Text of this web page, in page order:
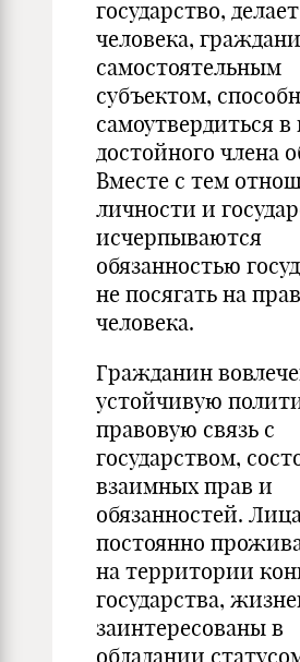
государство, делает
человека,
самостоятельным
субъектом,
самоутвердиться в
достойного члена
Вместе с тем
личности и
исчерпываются
обязанностью
не посягать на
человека.
Гражданин
устойчивую
правовую связь с
государством,
взаимных прав и
обязанностей.
постоянно
на территории
государства,
заинтересованы в
обладании